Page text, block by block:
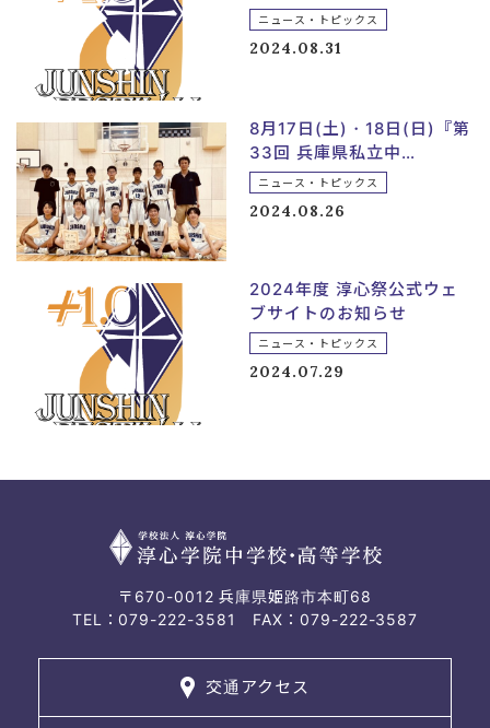
ニュース・トピックス
2024.08.31
8月17日(土)・18日(日)『第
33回 兵庫県私立中…
ニュース・トピックス
2024.08.26
2024年度 淳心祭公式ウェ
ブサイトのお知らせ
ニュース・トピックス
2024.07.29
〒670-0012 兵庫県姫路市本町68
TEL：079-222-3581 FAX：079-222-3587
交通アクセス